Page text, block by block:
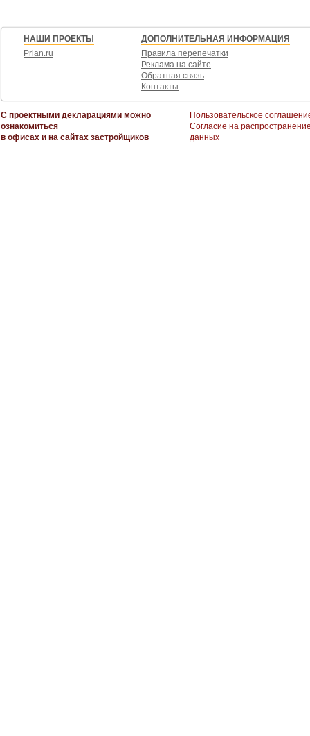
НАШИ ПРОЕКТЫ
Prian.ru
ДОПОЛНИТЕЛЬНАЯ ИНФОРМАЦИЯ
Правила перепечатки
Реклама на сайте
Обратная связь
Контакты
С проектными декларациями можно
ознакомиться
в офисах и на сайтах застройщиков
Пользовательское
Согласие на
данных